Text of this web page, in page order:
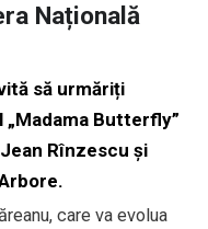
Națională
să urmăriți
Butterfly”
Rînzescu și
care va evolua